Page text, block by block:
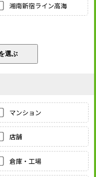
湘南新宿ライン高海
マンション
店舗
倉庫・工場